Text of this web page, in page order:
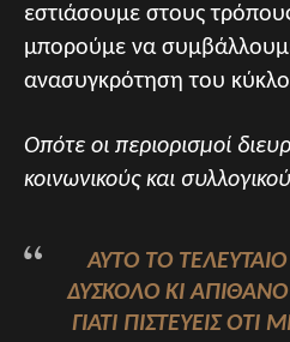
εστιάσουμε στους
μπορούμε να
ανασυγκρότηση του
Οπότε οι περιορισμοί
κοινωνικούς και
ΑΥΤΌ ΤΟ ΤΕΛΕΥΤΑΊΟ
ΔΎΣΚΟΛΟ ΚΙ
ΓΙΑΤΊ ΠΙΣΤΕΎΕΙΣ